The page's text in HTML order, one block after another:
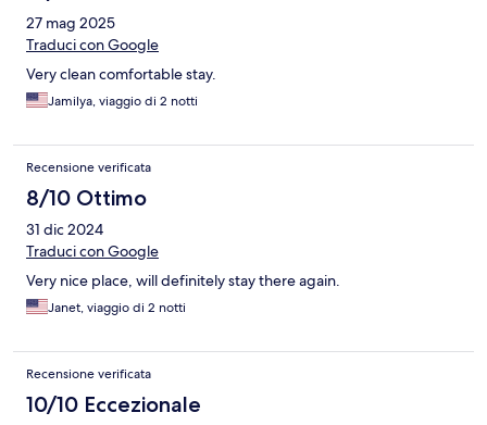
27 mag 2025
Traduci con Google
Very clean comfortable stay.
Jamilya, viaggio di 2 notti
Recensione verificata
8/10 Ottimo
31 dic 2024
Traduci con Google
Very nice place, will definitely stay there again.
Janet, viaggio di 2 notti
Recensione verificata
10/10 Eccezionale